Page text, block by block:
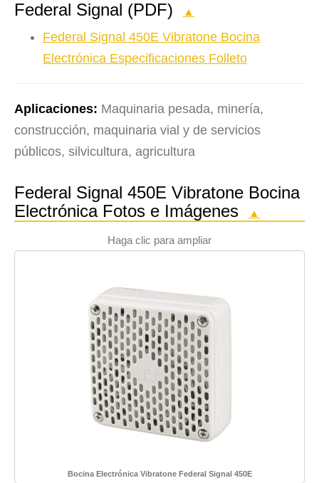
Federal Signal (PDF)
▲
Federal Signal 450E Vibratone Bocina
Electrónica Especificaciones Folleto
Aplicaciones: Maquinaria pesada, minería,
construcción, maquinaria vial y de servicios
públicos, silvicultura, agricultura
Federal Signal 450E Vibratone Bocina
Electrónica Fotos e Imágenes
▲
Haga clic para ampliar
Bocina Electrónica Vibratone Federal Signal 450E